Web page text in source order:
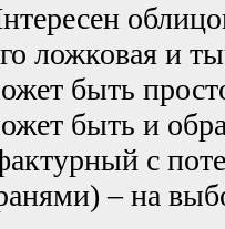
ложковая и
быть
быть и
с
– на